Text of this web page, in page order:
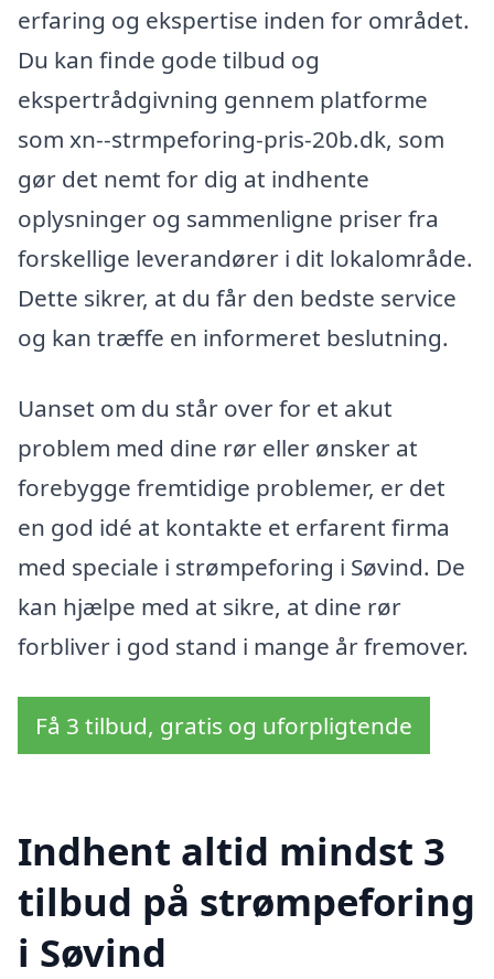
erfaring og ekspertise inden for området.
Du kan finde gode tilbud og
ekspertrådgivning gennem platforme
som xn--strmpeforing-pris-20b.dk, som
gør det nemt for dig at indhente
oplysninger og sammenligne priser fra
forskellige leverandører i dit lokalområde.
Dette sikrer, at du får den bedste service
og kan træffe en informeret beslutning.
Uanset om du står over for et akut
problem med dine rør eller ønsker at
forebygge fremtidige problemer, er det
en god idé at kontakte et erfarent firma
med speciale i strømpeforing i Søvind. De
kan hjælpe med at sikre, at dine rør
forbliver i god stand i mange år fremover.
Få 3 tilbud, gratis og uforpligtende
Indhent altid mindst 3
tilbud på strømpeforing
i Søvind